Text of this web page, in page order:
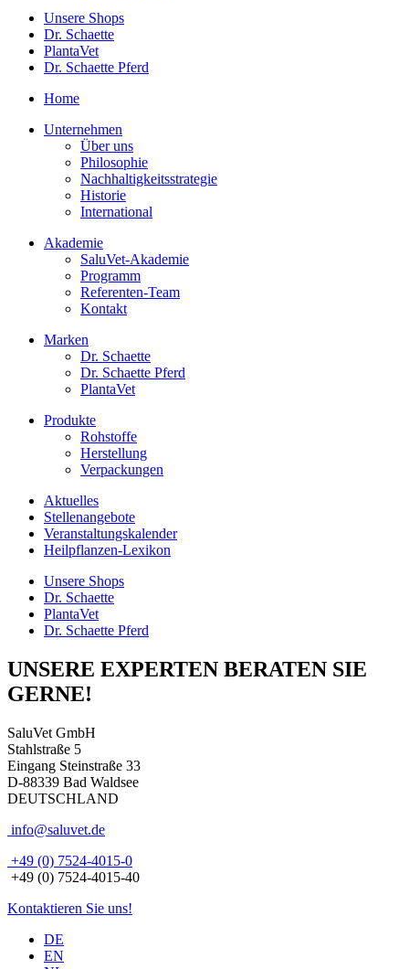
Unsere Shops
Dr. Schaette
PlantaVet
Dr. Schaette Pferd
Home
Unternehmen
Über uns
Philosophie
Nachhaltigkeitsstrategie
Historie
International
Akademie
SaluVet-Akademie
Programm
Referenten-Team
Kontakt
Marken
Dr. Schaette
Dr. Schaette Pferd
PlantaVet
Produkte
Rohstoffe
Herstellung
Verpackungen
Aktuelles
Stellenangebote
Veranstaltungskalender
Heilpflanzen-Lexikon
Unsere Shops
Dr. Schaette
PlantaVet
Dr. Schaette Pferd
UNSERE EXPERTEN BERATEN SIE
GERNE!
SaluVet GmbH
Stahlstraße 5
Eingang Steinstraße 33
D-88339 Bad Waldsee
DEUTSCHLAND
info@saluvet.de
+49 (0) 7524-4015-0
+49 (0) 7524-4015-40
Kontaktieren Sie uns!
DE
EN